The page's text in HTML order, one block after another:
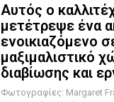
Αυτός ο
μετέτρεψε ένα
ενοικιαζόμενο
μαξιμαλιστικό
διαβίωσης και
Φωτογραφίες: Margaret